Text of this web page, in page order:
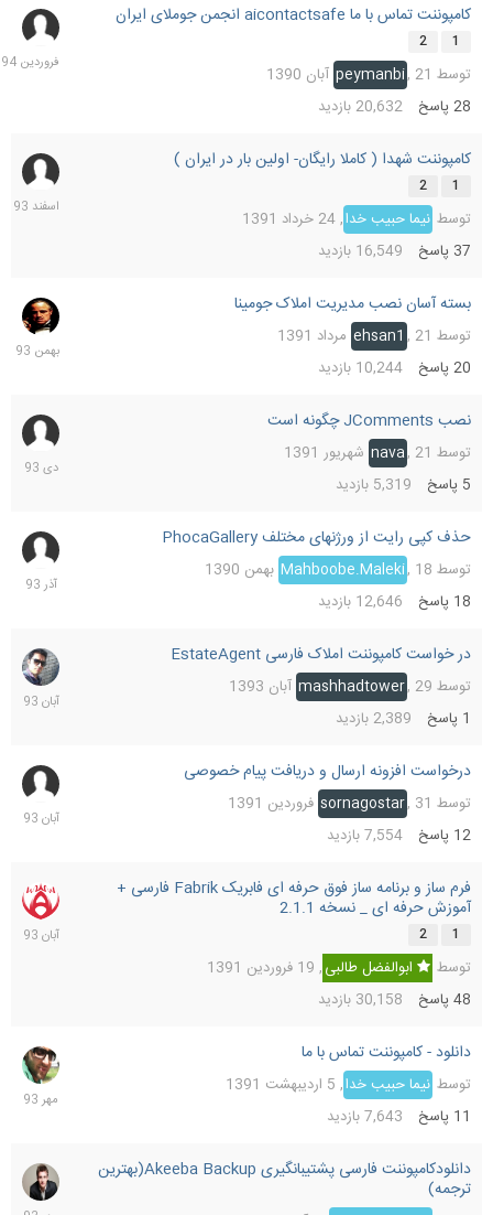
کامپوننت تماس با ما aicontactsafe انجمن جوملای ایران
توسط peymanbi ,21 آبان 1390
28پاسخ 20,632بازدید
17
کامپوننت شهدا ( کاملا رایگان- اولین بار در ایران )
توسطنیما حبیب خدا,24 خرداد 1391
37 پاسخ 16,549 بازدید
24
بسته آسان نصب مدیریت املاک جومینا
توسط ehsan1 ,21 مرداد 1391
20پاسخ 10,244 بازدید
18
بهمن
نصب JComments چگونه است
توسط nava ,21 شهریور 1391
پاسخ 5,319 بازدید
4
دی
حذف کپی رایت از ورژنهای مختلف PhocaGallery
توسط Mahboobe.Maleki ,18 بهمن 1390
18 پاسخ 12,646 بازدید
4
آذر
در خواست کامپوننت املاک فارسی EstateAgent
توسط mashhadtower ,29 آبان 1393
پاسخ 2,389بازدید
30
آبان
درخواست افزونه ارسال و دریافت پیام خصوصی
توسط sornagostar ,31 فروردین 1391
12 پاسخ 7,554 بازدید
23
آبان
فرم ساز و برنامه ساز فوق حرفه ای فابریک Fabrik فارسی +
آموزش حرفه ای _ نسخه 2.1.1
توسط ابوالفضل طالبی,19 فروردین 1391
48پاسخ 30,158 بازدید
23
آبان
دانلود - کامپوننت تماس با ما
توسطنیما حبیب خدا,5 اردیبهشت 1391
11 پاسخ 7,643 بازدید
15
مهر
دانلودکامپوننت فارسی پشتیبانگیری Akeeba Backup(بهترین
ترجمه)
2
مهر